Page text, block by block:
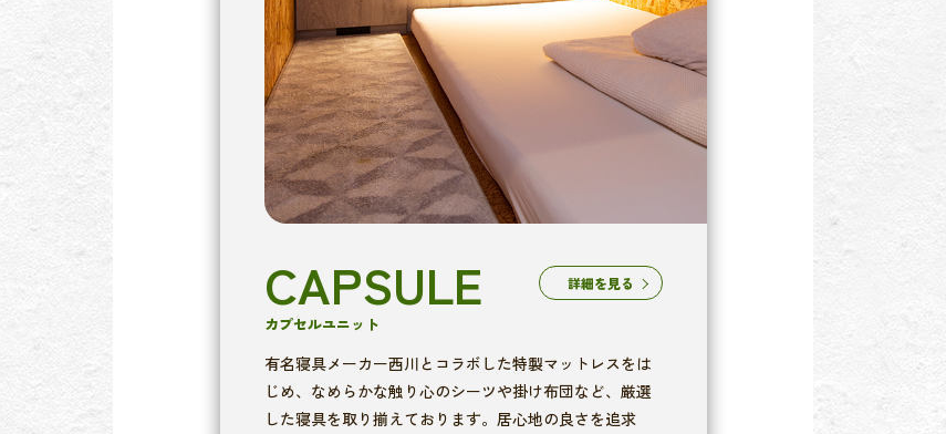
CAPSULE
カプセルユニット
詳細を見る
有名寝具メーカー西川とコラボした特製マットレスをは
じめ、なめらかな触り心のシーツや掛け布団など、厳選
した寝具を取り揃えております。居心地の良さを追求